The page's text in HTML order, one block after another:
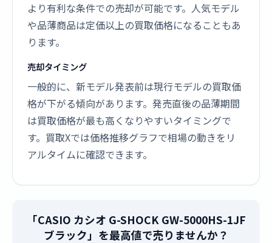
より有利な条件での売却が可能です。人気モデル
や品薄商品は定価以上の買取価格になることもあ
ります。
売却タイミング
一般的に、新モデル発表前は現行モデルの買取価
格が下がる傾向があります。発売直後の品薄期間
は買取価格が最も高くなりやすいタイミングで
す。買取Xでは価格推移グラフで相場の動きをリ
アルタイムに確認できます。
「CASIO カシオ G-SHOCK GW-5000HS-1JF
ブラック」を最高値で売りませんか？